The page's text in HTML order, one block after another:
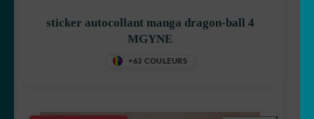
sticker autocollant manga dragon-ball 4
MGYNE
+63 COULEURS